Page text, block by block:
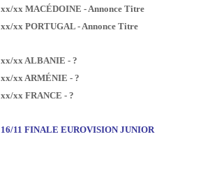
xx/xx MACÉDOINE - Annonce Titre
xx/xx PORTUGAL - Annonce Titre
xx/xx ALBANIE - ?
xx/xx ARMÉNIE - ?
xx/xx FRANCE - ?
16/11 FINALE EUROVISION JUNIOR